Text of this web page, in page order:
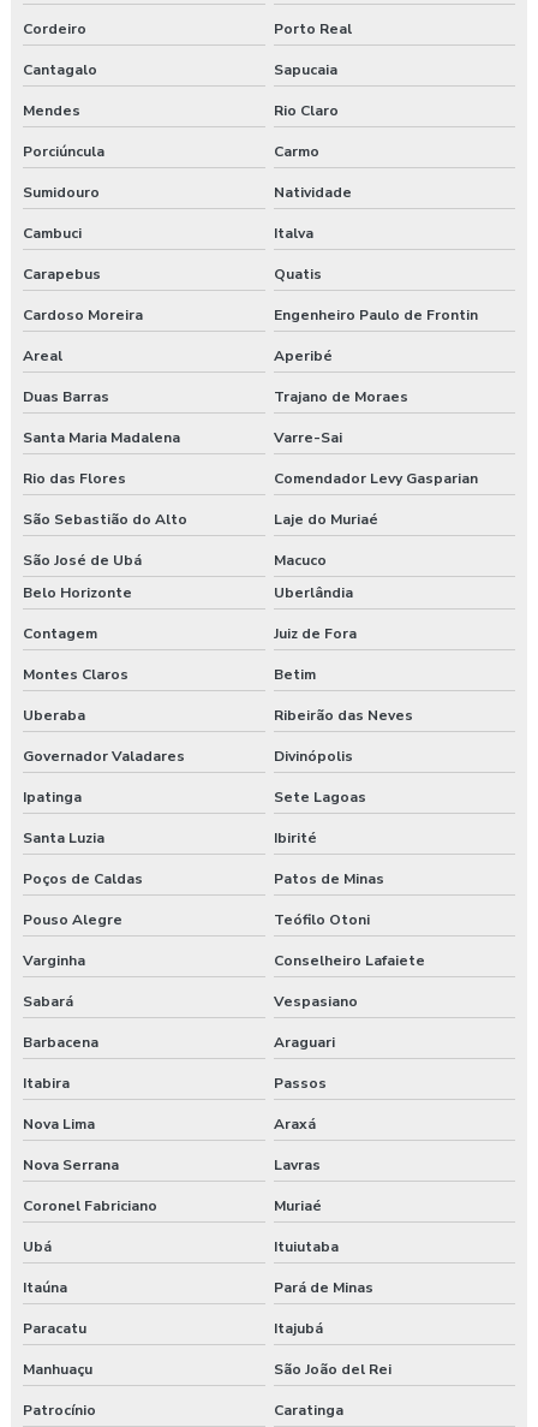
Cordeiro Porto Real
Cantagalo Sapucaia
Mendes Rio Claro
Porciúncula Carmo
Sumidouro Natividade
Cambuci Italva
Carapebus Quatis
Cardoso Moreira Engenheiro Paulo de Frontin
Areal Aperibé
Duas Barras Trajano de Moraes
Santa Maria Madalena Varre-Sai
Rio das Flores Comendador Levy Gasparian
São Sebastião do Alto Laje do Muriaé
São José de Ubá
Macuco
Belo Horizonte
Uberlândia
Contagem Juiz de Fora
Montes Claros Betim
Uberaba Ribeirão das Neves
Governador Valadares Divinópolis
Ipatinga Sete Lagoas
Santa Luzia Ibirité
Poços de Caldas Patos de Minas
Pouso Alegre Teófilo Otoni
Varginha Conselheiro Lafaiete
Sabará Vespasiano
Barbacena Araguari
Itabira Passos
Nova Lima Araxá
Nova Serrana Lavras
Coronel Fabriciano Muriaé
Ubá Ituiutaba
Itaúna Pará de Minas
Paracatu Itajubá
Manhuaçu São João del Rei
Patrocínio Caratinga